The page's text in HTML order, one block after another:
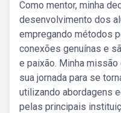
Como mentor, minha
desenvolvimento dos
empregando métodos
conexões genuínas e
e paixão. Minha
sua jornada para se
utilizando abordagens
pelas principais